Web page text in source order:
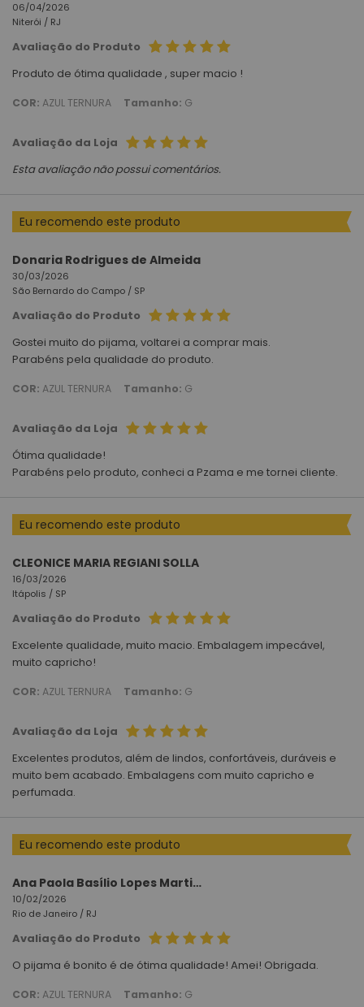
06/04/2026
Niterói / RJ
Avaliação do Produto
Produto de ótima qualidade , super macio !
COR: AZUL TERNURA Tamanho: G
Avaliação da Loja
Esta avaliação não possui comentários.
Eu recomendo este produto
Donaria Rodrigues de Almeida
30/03/2026
São Bernardo do Campo / SP
Avaliação do Produto
Gostei muito do pijama, voltarei a comprar mais.
Parabéns pela qualidade do produto.
COR: AZUL TERNURA Tamanho: G
Avaliação da Loja
Ótima qualidade!
Parabéns pelo produto, conheci a Pzama e me tornei cliente.
Eu recomendo este produto
CLEONICE MARIA REGIANI SOLLA
16/03/2026
Itápolis / SP
Avaliação do Produto
Excelente qualidade, muito macio. Embalagem impecável,
muito capricho!
COR: AZUL TERNURA Tamanho: G
Avaliação da Loja
Excelentes produtos, além de lindos, confortáveis, duráveis e
muito bem acabado. Embalagens com muito capricho e
perfumada.
Eu recomendo este produto
Ana Paola Basílio Lopes Martins da Silva
10/02/2026
Rio de Janeiro / RJ
Avaliação do Produto
O pijama é bonito é de ótima qualidade! Amei! Obrigada.
COR: AZUL TERNURA Tamanho: G